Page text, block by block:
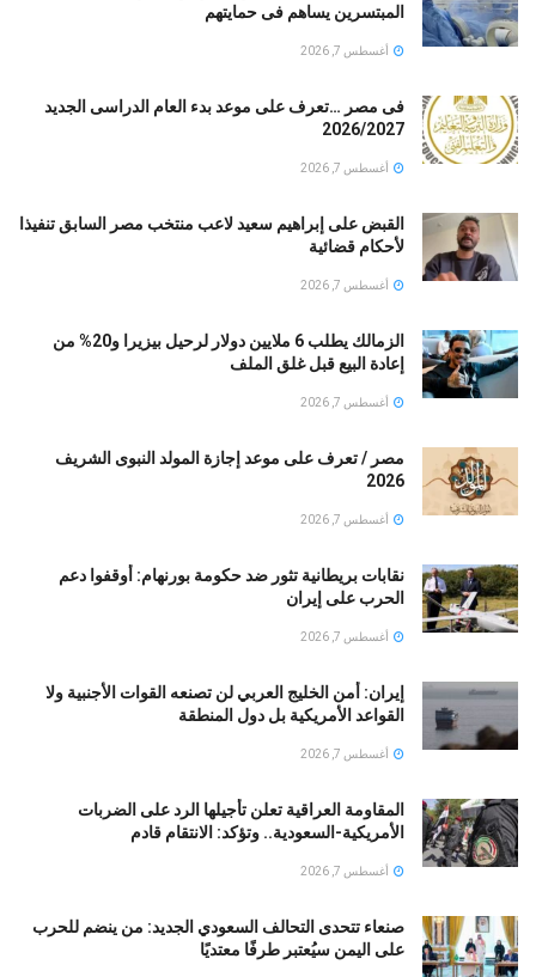
المبتسرين يساهم فى حمايتهم
أغسطس 7, 2026
فى مصر …تعرف على موعد بدء العام الدراسى الجديد
2026/2027
أغسطس 7, 2026
القبض على إبراهيم سعيد لاعب منتخب مصر السابق تنفيذا
لأحكام قضائية
أغسطس 7, 2026
الزمالك يطلب 6 ملايين دولار لرحيل بيزيرا و20% من
إعادة البيع قبل غلق الملف
أغسطس 7, 2026
مصر / تعرف على موعد إجازة المولد النبوى الشريف
2026
أغسطس 7, 2026
نقابات بريطانية تثور ضد حكومة بورنهام: أوقفوا دعم
الحرب على إيران
أغسطس 7, 2026
إيران: أمن الخليج العربي لن تصنعه القوات الأجنبية ولا
القواعد الأمريكية بل دول المنطقة
أغسطس 7, 2026
المقاومة العراقية تعلن تأجيلها الرد على الضربات
الأمريكية-السعودية.. وتؤكد: الانتقام قادم
أغسطس 7, 2026
صنعاء تتحدى التحالف السعودي الجديد: من ينضم للحرب
على اليمن سيُعتبر طرفًا معتديًا